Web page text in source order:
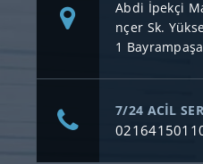
Abdi İpekçi
nçer Sk.
1
7/24 ACİL